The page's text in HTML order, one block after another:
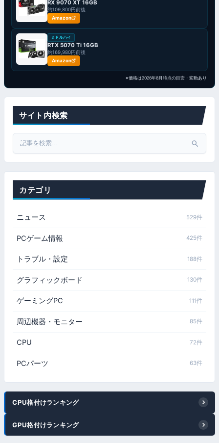
RX 9070 XT 16GB
約109,800円前後
Amazon
ミドルハイ
RTX 5070 Ti 16GB
約169,980円前後
Amazon
※価格は2026年8月時点の目安・変動あり
サイト内検索
Search
for:
カテゴリ
ニュース 529件
PCゲーム情報 425件
トラブル・設定 188件
グラフィックボード 130件
ゲーミングPC 111件
周辺機器・モニター 85件
CPU 72件
PCパーツ 63件
CPU格付けランキング
GPU格付けランキング